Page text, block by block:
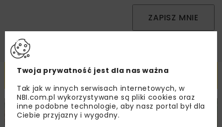
ZAPISZ MNIE
Powiązane artykuły
DROGI INWESTYCJE WIADOMOŚCI
Twoja prywatność jest dla nas ważna
Tak jak w innych serwisach internetowych, w
NBI.com.pl wykorzystywane są pliki cookies oraz
inne podobne technologie, aby nasz portal był dla
Ciebie przyjazny i wygodny.